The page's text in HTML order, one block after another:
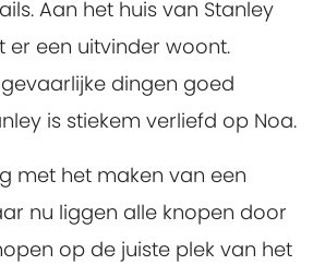
Aan het huis van Stanley
er een uitvinder woont.
dingen goed
is stiekem verliefd op Noa.
met het maken van een
nu liggen alle knopen door
op de juiste plek van het